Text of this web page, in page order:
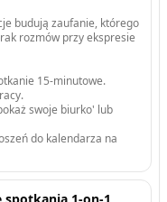
budują zaufanie, którego
rozmów przy ekspresie
15-minutowe.
swoje biurko' lub
do kalendarza na